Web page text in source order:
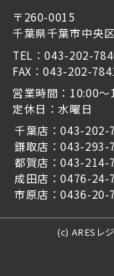
〒260-0015
千葉県千葉市中央
TEL：043-202-
FAX：043-202-
営業時間：10:00～
定休日：水曜日
千葉店：043-202-
鎌取店：043-293-
都賀店：043-214-
成田店：0476-24-
市原店：0436-20-
(c) ARESレ